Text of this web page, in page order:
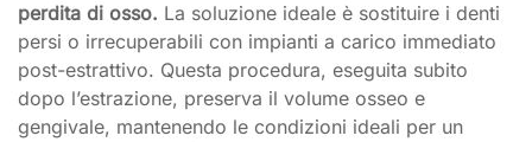
perdita di osso. La soluzione ideale è sostituire i denti
persi o irrecuperabili con impianti a carico immediato
post-estrattivo. Questa procedura, eseguita subito
dopo l’estrazione, preserva il volume osseo e
gengivale, mantenendo le condizioni ideali per un